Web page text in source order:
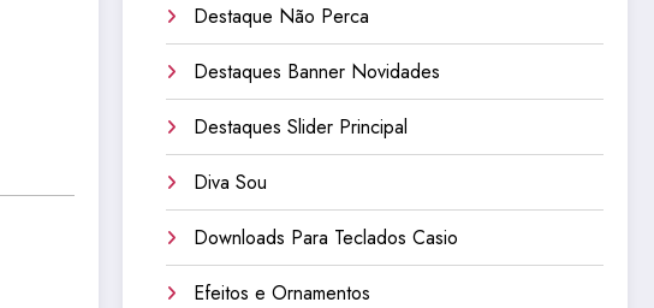
Destaque Não Perca
Destaques Banner Novidades
Destaques Slider Principal
Diva Sou
Downloads Para Teclados Casio
Efeitos e Ornamentos